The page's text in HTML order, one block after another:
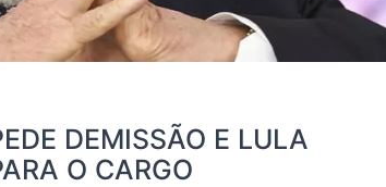
DEMISSÃO E LULA
O CARGO